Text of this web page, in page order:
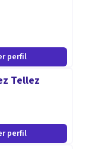
perfil
Tellez
perfil